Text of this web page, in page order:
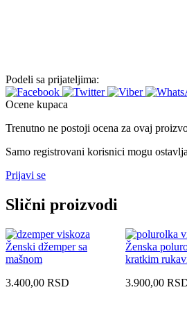
Podeli sa prijateljima:
Ocene kupaca
Trenutno ne postoji ocena za ovaj
Samo registrovani korisnici mogu
Prijavi se
Slični proizvodi
Ženski džemper sa
mašnom
3.400,00 RSD
Ženska
kratkim
3.900,00